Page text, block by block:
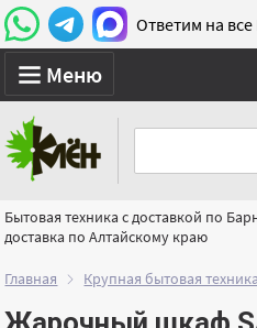
Ответим на
Меню
Бытовая техника с доставкой по
доставка по Алтайскому краю
Главная Крупная бытовая техника